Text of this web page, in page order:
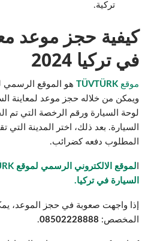
تركية.
كيفية حجز موعد
في تركيا 2024
موقعTÜVTÜRK هو الموقع الرسمي
ويمكن من خلاله حجز موعد لمعاينة
لوحة السيارة ورقم الرخصة التي تم
السيارة. بعد ذلك، اختر المدينة التي
المطلوب دفعه كضرائب.
السيارة في تركيا.
إذا واجهت صعوبة في حجز الموعد،
المخصص: 08502228888
.